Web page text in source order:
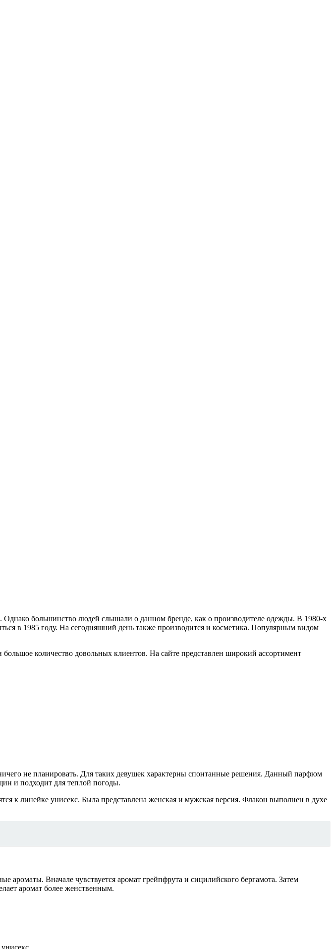
большинство людей слышали о данном бренде, как о производителе одежды. В 1980-х
в 1985 году. На сегодняшний день также производится и косметика. Популярным видом
количество довольных клиентов. На сайте представлен широкий ассортимент
не планировать. Для таких девушек характерны спонтанные решения. Данный парфюм
и подходит для теплой погоды.
к линейке унисекс. Была представлена женская и мужская версия. Флакон выполнен в духе
ароматы. Вначале чувствуется аромат грейпфрута и сицилийского бергамота. Затем
аромат более женственным.